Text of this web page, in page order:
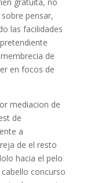
pensar,
las facilidades
de
en focos de
mediacion de
de
a
de el resto
hacia el pelo
concurso